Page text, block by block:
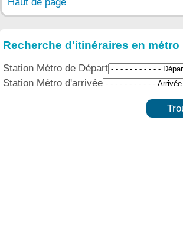
Recherche d'itinéraires en métro
Station Métro de Départ
Station Métro d'arrivée